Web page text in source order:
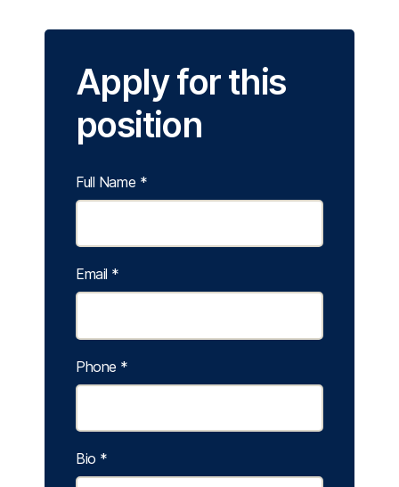
Apply for this
position
Full Name *
Email *
Phone *
Bio *